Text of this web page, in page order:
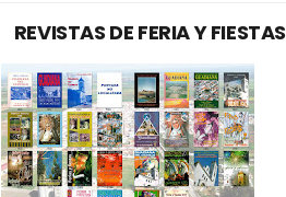
REVISTAS DE FERIA Y FIESTAS